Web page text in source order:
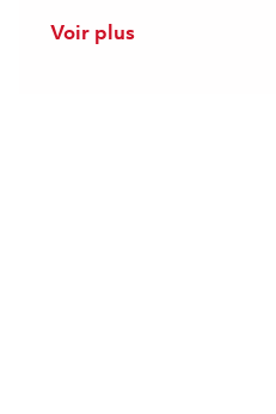
Voir plus